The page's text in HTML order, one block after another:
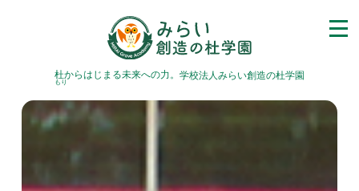
杜
もり
からはじまる未来への力。 学校法人みらい創造の杜学園